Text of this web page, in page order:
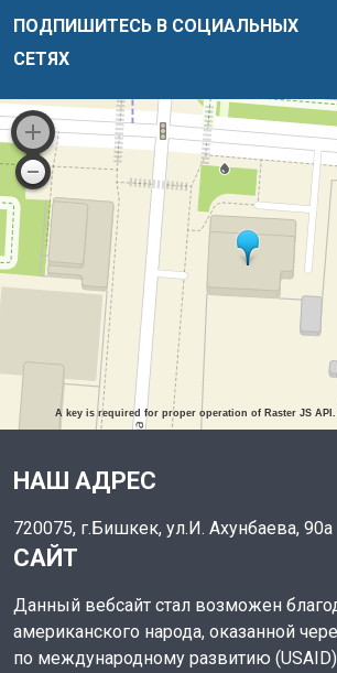
ПОДПИШИТЕСЬ В СОЦИАЛЬНЫХ
СЕТЯХ
A key is required for proper operation of Raster JS
НАШ АДРЕС
720075, г.Бишкек, ул.И. Ахунбаева, 90а
САЙТ
Данный вебсайт стал возможен
американского народа, оказанной
по международному развитию